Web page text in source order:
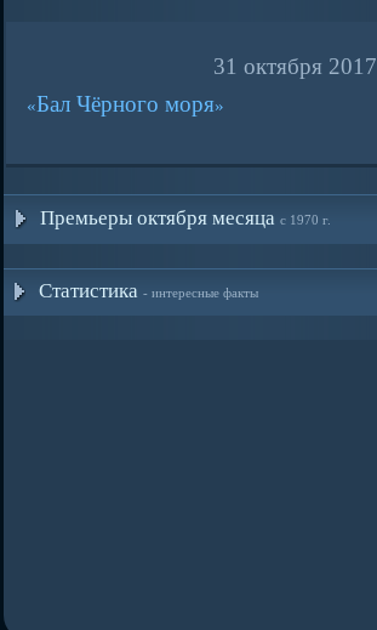
31 октября 2017
«Бал Чёрного моря»
Премьеры октября месяца с 1970 г.
Статистика - интересные факты